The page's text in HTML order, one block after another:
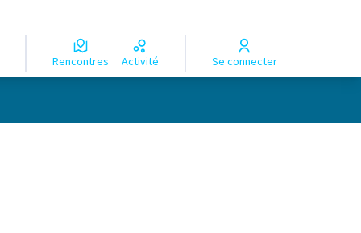
Rencontres Activité Se connecter